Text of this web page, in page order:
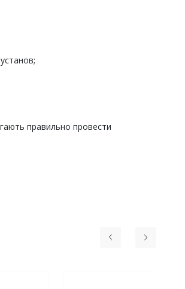
правильно провести